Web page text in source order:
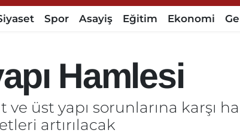
Spor Asayiş Eğitim Ekonomi
Hamlesi
üst yapı sorunlarına karşı
artırılacak